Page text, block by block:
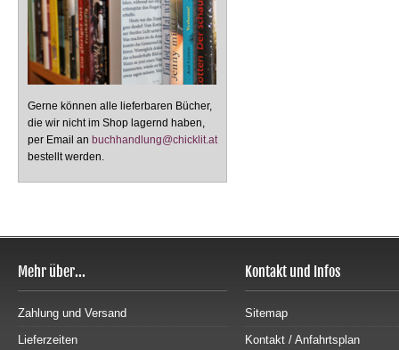
Gerne können alle lieferbaren Bücher,
die wir nicht im Shop lagernd haben,
per Email an buchhandlung@chicklit.at
bestellt werden.
Mehr über...
Zahlung und Versand
Lieferzeiten
Kontakt und Infos
Sitemap
Kontakt / Anfahrtsplan